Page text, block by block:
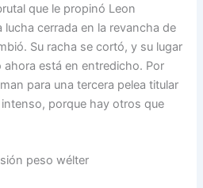
que le propinó Leon
cerrada en la revancha de
Su racha se cortó, y su lugar
está en entredicho. Por
para una tercera pelea titular
porque hay otros que
peso wélter